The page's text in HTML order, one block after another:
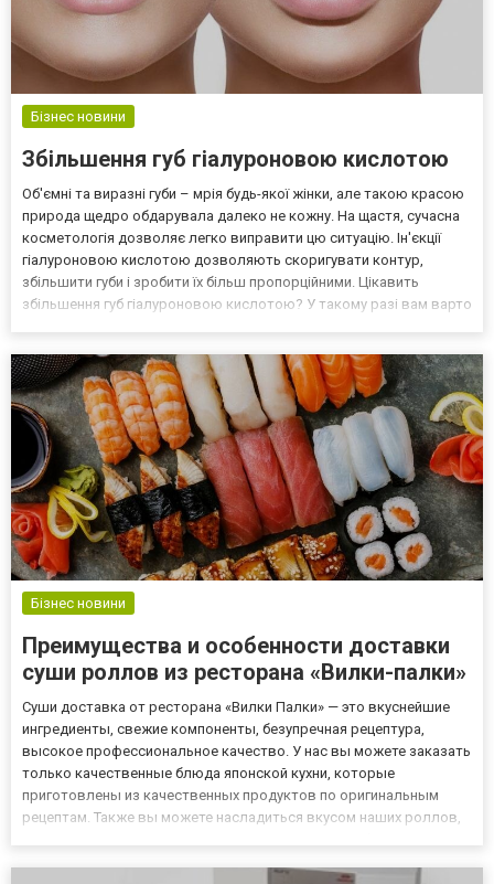
Бізнес новини
Збільшення губ гіалуроновою кислотою
Об'ємні та виразні губи – мрія будь-якої жінки, але такою красою
природа щедро обдарувала далеко не кожну. На щастя, сучасна
косметологія дозволяє легко виправити цю ситуацію. Ін'єкції
гіалуроновою кислотою дозволяють скоригувати контур,
збільшити губи і зробити їх більш пропорційними. Цікавить
збільшення губ гіалуроновою кислотою? У такому разі вам варто
Бізнес новини
Преимущества и особенности доставки
суши роллов из ресторана «Вилки-палки»
Суши доставка от ресторана «Вилки Палки» — это вкуснейшие
ингредиенты, свежие компоненты, безупречная рецептура,
высокое профессиональное качество. У нас вы можете заказать
только качественные блюда японской кухни, которые
приготовлены из качественных продуктов по оригинальным
рецептам. Также вы можете насладиться вкусом наших роллов,